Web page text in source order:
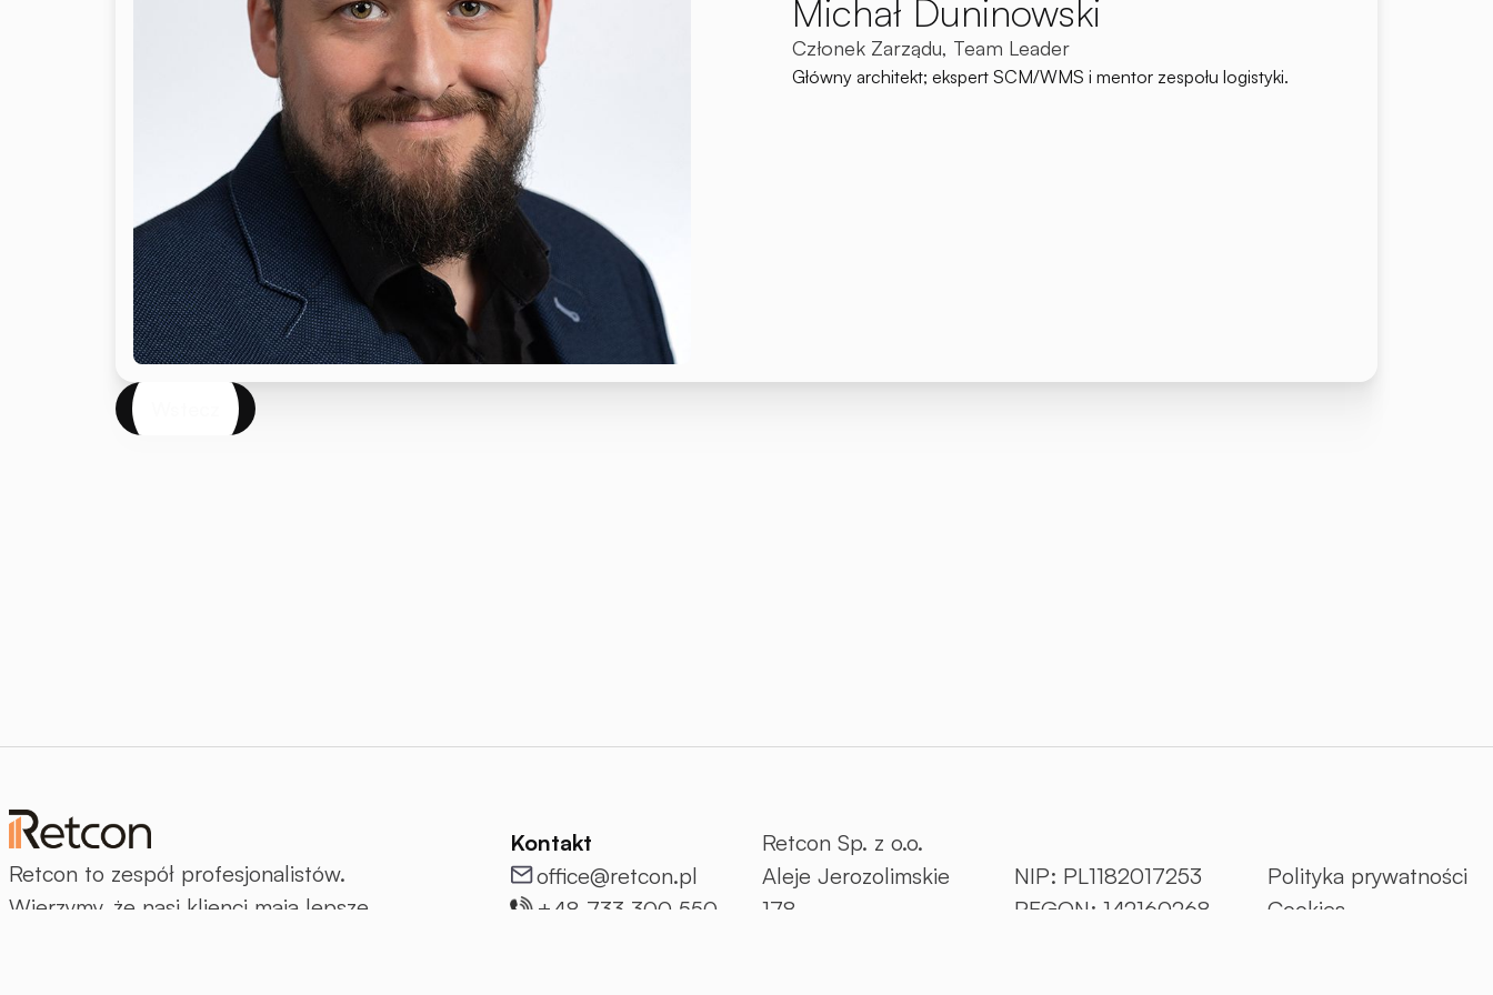
Michał Duninowski
Członek Zarządu, Team Leader
Główny architekt; ekspert SCM/WMS i mentor zespołu logistyki.
Retcon to zespół profesjonalistów.
Wierzymy, że nasi klienci mają lepsze
Kontakt
office@retcon.pl
+48 733 300 550
Retcon Sp. z o.o.
Aleje Jerozolimskie
178
NIP: PL1182017253
REGON: 142160268
Polityka prywatności
Cookies